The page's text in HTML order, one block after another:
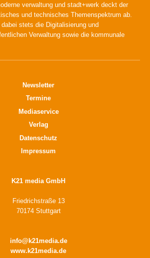
verwaltung und stadt+werk deckt der
und technisches Themenspektrum ab.
stets die Digitalisierung und
Verwaltung sowie die kommunale
Newsletter
Termine
Mediaservice
Verlag
Datenschutz
Impressum
K21 media GmbH
Friedrichstraße 13
70174 Stuttgart
info@k21media.de
www.k21media.de